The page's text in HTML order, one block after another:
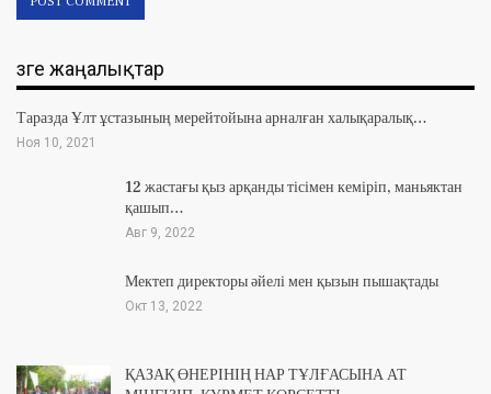
Өзге жаңалықтар
Таразда Ұлт ұстазының мерейтойына арналған халықаралық…
Ноя 10, 2021
12 жастағы қыз арқанды тісімен кеміріп, маньяктан
қашып…
Авг 9, 2022
Мектеп директоры әйелі мен қызын пышақтады
Окт 13, 2022
ҚАЗАҚ ӨНЕРІНІҢ НАР ТҰЛҒАСЫНА АТ